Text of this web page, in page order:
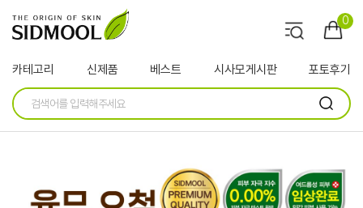
0
카테고리 신제품 베스트 시사모게시판 포토후기